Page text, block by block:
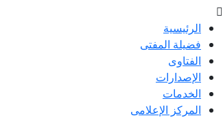
الرئيسية
فضيلة المفتى
الفتاوى
الإصدارات
الخدمات
المركز الإعلامى